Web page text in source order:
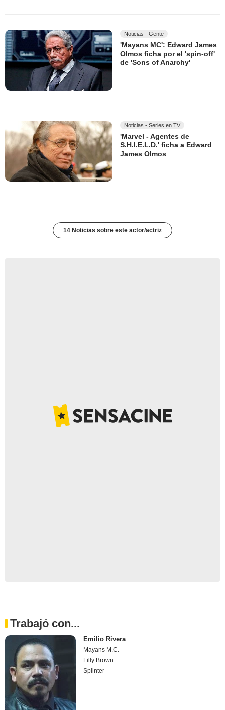
Noticias - Gente
'Mayans MC': Edward James
Olmos ficha por el 'spin-off'
de 'Sons of Anarchy'
Noticias - Series en TV
'Marvel - Agentes de
S.H.I.E.L.D.' ficha a Edward
James Olmos
14 Noticias sobre este actor/actriz
Trabajó con...
Emilio Rivera
Mayans M.C.
Filly Brown
Splinter